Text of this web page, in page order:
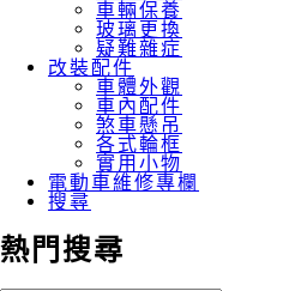
車輛保養
玻璃更換
疑難雜症
改裝配件
車體外觀
車內配件
煞車懸吊
各式輪框
實用小物
電動車維修專欄
搜尋
熱門搜尋